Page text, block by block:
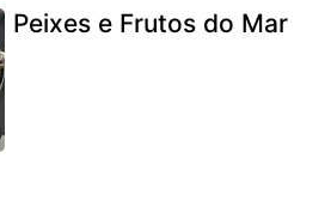
Peixes e Frutos do Mar